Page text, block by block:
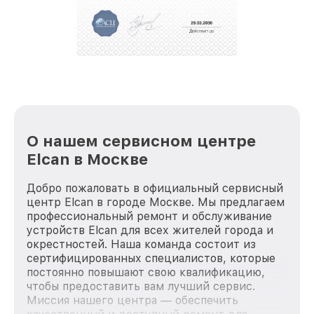
репутацию. Мы постоянно совершенствуемся и
стараемся каждый день делать наш сервис еще
О нашем сервисном центре
Elcan в Москве
Добро пожаловать в официальный сервисный
центр Elcan в городе Москве. Мы предлагаем
профессиональный ремонт и обслуживание
устройств Elcan для всех жителей города и
окрестностей. Наша команда состоит из
сертифицированных специалистов, которые
постоянно повышают свою квалификацию,
чтобы предоставить вам лучший сервис.
Миссия нашего центра — обеспечить